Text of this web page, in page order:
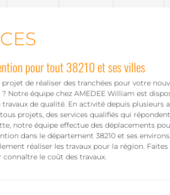
pour tout 38210 et ses villes
projet de réaliser des tranchées pour votre
Notre équipe chez AMEDEE William est
travaux de qualité. En activité depuis plusieurs
projets, des services qualifiés qui
notre équipe effectue des déplacements
dans le département 38210 et ses
réaliser les travaux pour la région.
connaître le coût des travaux.